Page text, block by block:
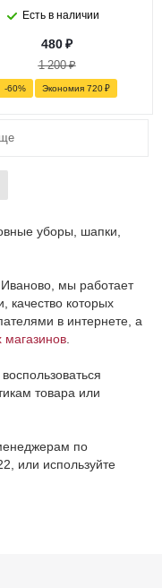
Есть в наличии
480₽
1 200₽
-60% Экономия 720₽
уборы, шапки,
мы работает
качество которых
в интернете, а
товара или
по
или используйте